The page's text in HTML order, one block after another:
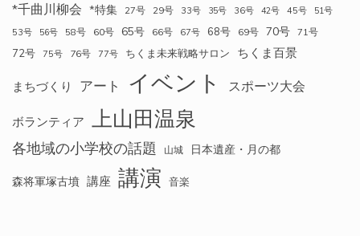
*千曲川柳会 *特集 27号 29号 33号 35号 36号 42号 45号
51号
53号
56号 58号 60号 65号 66号 67号 68号 69号 70号 71号
72号 75号 76号 77号 ちくま未来戦略サロン ちくま百景
まちづくり アート イベント スポーツ大会
ボランティア 上山田温泉
各地域の小学校の話題 山城 日本遺産・月の都
森将軍塚古墳 講座 講演 音楽